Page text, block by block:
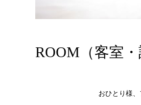
ROOM（客室・
おひとり様